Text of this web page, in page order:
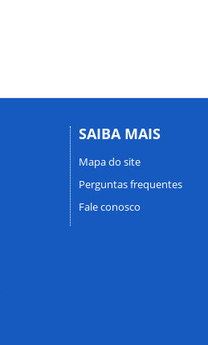
SAIBA MAIS
Mapa do site
Perguntas frequentes
Fale conosco